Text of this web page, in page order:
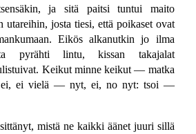
ja sitä paitsi tuntui maito
utareihin, josta tiesi, että poikaset ovat
Eikös alkanutkin jo ilma
pyrähti lintu, kissan takajalat
Keikut minne keikut — matka
ei vielä — nyt, ei, no nyt: tsoi —
mistä ne kaikki äänet juuri sillä